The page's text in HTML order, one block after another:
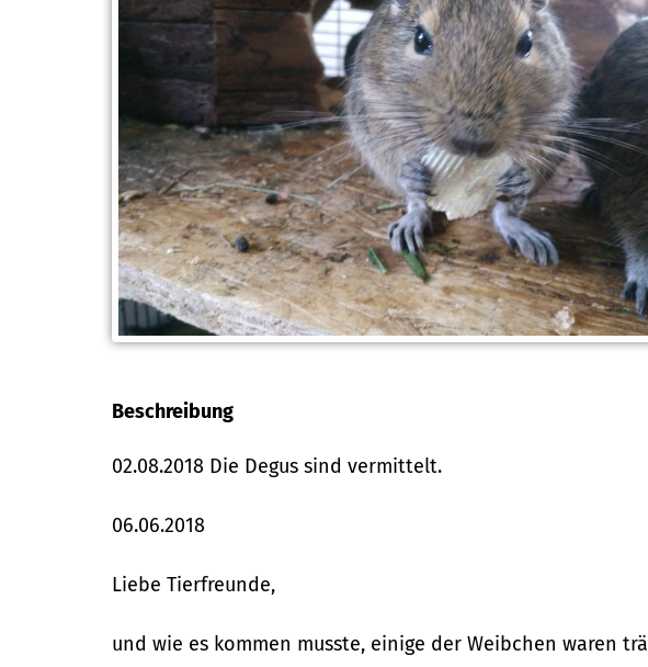
Beschreibung
02.08.2018 Die Degus sind vermittelt.
06.06.2018
Liebe Tierfreunde,
und wie es kommen musste, einige der Weibchen waren